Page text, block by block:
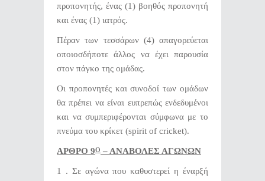
προπονητής, ένας (1) βοηθός προπονητή
και ένας (1) ιατρός.
Πέραν των τεσσάρων (4) απαγορεύεται
οποιοσδήποτε άλλος να έχει παρουσία
στον πάγκο της ομάδας.
Οι προπονητές και συνοδοί των ομάδων
θα πρέπει να είναι ευπρεπώς ενδεδυμένοι
και να συμπεριφέρονται σύμφωνα με το
πνεύμα του κρίκετ (spirit of cricket).
ΑΡΘΡΟ 9Ο – ΑΝΑΒΟΛΕΣ ΑΓΩΝΩΝ
1 . Σε αγώνα που καθυστερεί η έναρξή